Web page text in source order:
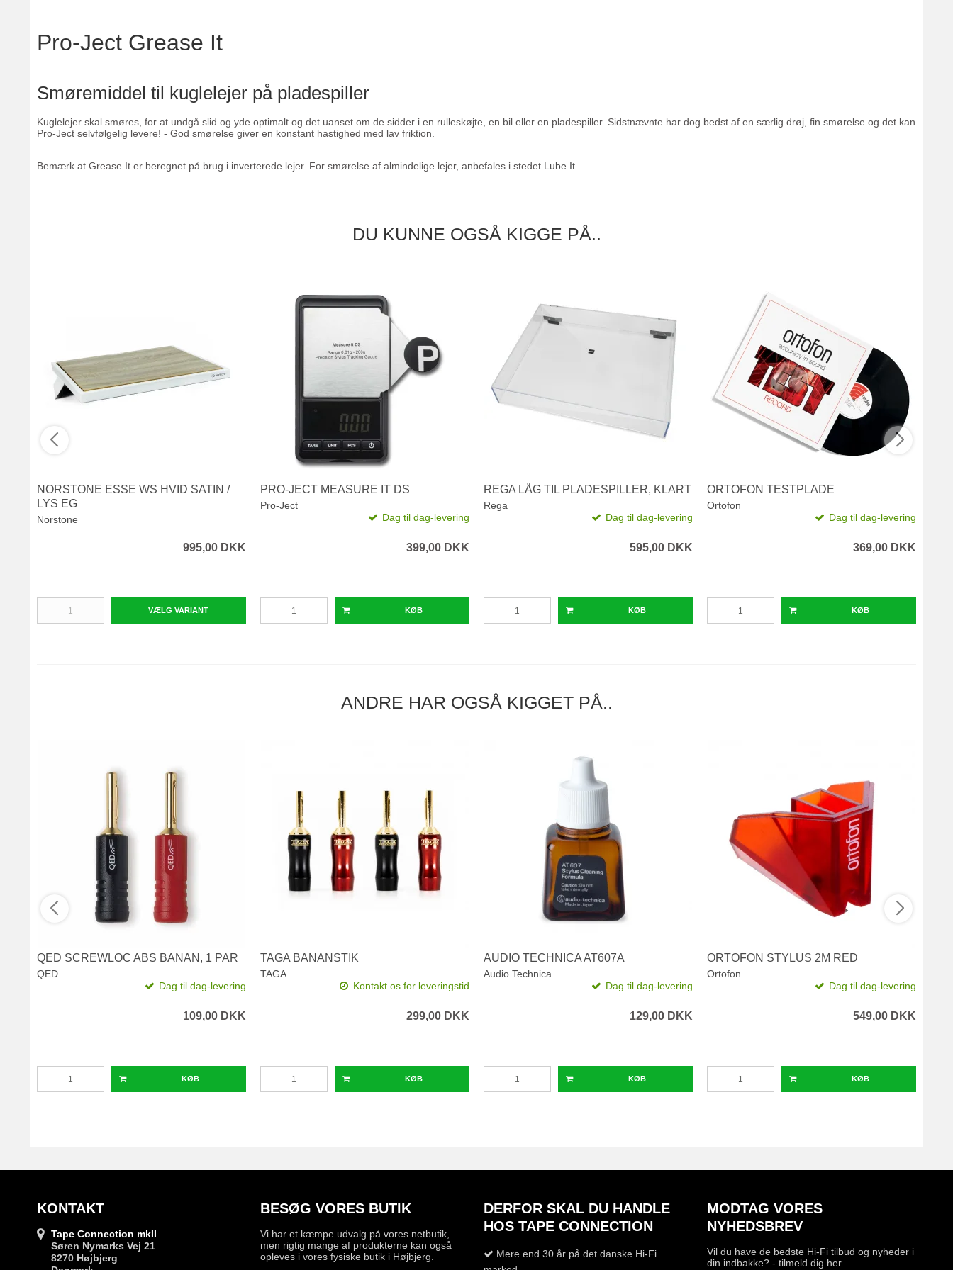
Pro-Ject Grease It
Smøremiddel til kuglelejer på pladespiller
Kuglelejer skal smøres, for at undgå slid og yde optimalt og det uanset om de sidder i en rulleskøjte, en bil eller en pladespiller. Sidstnævnte har dog bedst af en særlig drøj, fin smørelse og det kan
Pro-Ject selvfølgelig levere! - God smørelse giver en konstant hastighed med lav friktion.
Bemærk at Grease It er beregnet på brug i inverterede lejer. For smørelse af almindelige lejer, anbefales i stedet Lube It
DU KUNNE OGSÅ KIGGE PÅ..
NORSTONE ESSE WS HVID SATIN /
LYS EG
Norstone
995,00 DKK
VÆLG VARIANT
PRO-JECT MEASURE IT DS
Pro-Ject
Dag til dag-levering
399,00 DKK
KØB
REGA LÅG TIL PLADESPILLER, KLART
Rega
Dag til dag-levering
595,00 DKK
KØB
ORTOFON TESTPLADE
Ortofon
Dag til dag-levering
369,00 DKK
KØB
ANDRE HAR OGSÅ KIGGET PÅ..
QED SCREWLOC ABS BANAN, 1 PAR
QED
Dag til dag-levering
109,00 DKK
KØB
TAGA BANANSTIK
TAGA
Kontakt os for leveringstid
299,00 DKK
KØB
AUDIO TECHNICA AT607A
Audio Technica
Dag til dag-levering
129,00 DKK
KØB
ORTOFON STYLUS 2M RED
Ortofon
Dag til dag-levering
549,00 DKK
KØB
KONTAKT
Tape Connection mkII
Søren Nymarks Vej 21
8270 Højbjerg
BESØG VORES BUTIK
Vi har et kæmpe udvalg på vores netbutik,
men rigtig mange af produkterne kan også
opleves i vores fysiske butik i Højbjerg.
DERFOR SKAL DU HANDLE
HOS TAPE CONNECTION
Mere end 30 år på det danske Hi-Fi
MODTAG VORES
NYHEDSBREV
Vil du have de bedste Hi-Fi tilbud og nyheder i
din indbakke? - tilmeld dig her